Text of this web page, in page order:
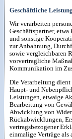
Geschäftliche
Wir verarbeiten
Geschäftspartner,
und sonstige
zur Anbahnung,
sowie vergleichbaren
vorvertragliche
Kommunikation im
Die Verarbeitung
Haupt- und
Leistungen, etwaige
Bearbeitung von
Abwicklung von
Rückabwicklungen,
vertragsbezogener
einmalige Verträge als